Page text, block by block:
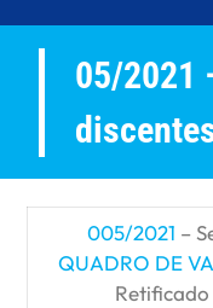
05/2021
005/2021 –
QUADRO DE
Retificado